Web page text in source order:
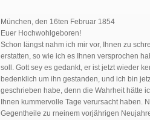
München, den 16ten Februar 1854
Euer Hochwohlgeboren!
Schon längst nahm ich mir vor, Ihnen zu
erstatten, so wie ich es Ihnen versprochen
soll. Gott sey es gedankt, er ist jetzt wieder
bedenklich um ihn gestanden, und ich bin
geschrieben habe, denn die Wahrheit hätte
Ihnen kummervolle Tage verursacht haben.
Gegentheile zu rneinem vorjährigen